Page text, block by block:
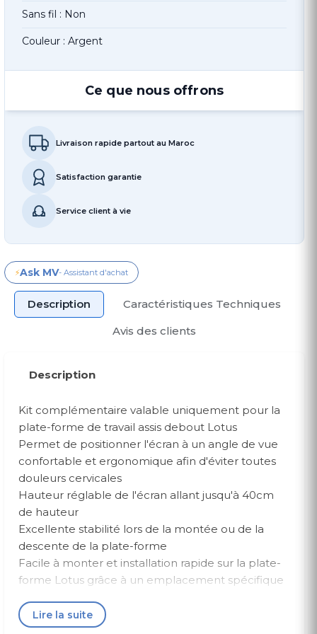
Sans fil : Non
Couleur : Argent
Ce que nous offrons
Livraison rapide partout au Maroc
Satisfaction garantie
Service client à vie
⚡Ask MV- Assistant d'achat
Description
Caractéristiques Techniques
Avis des clients
Description
Kit complémentaire valable uniquement pour la
plate-forme de travail assis debout Lotus
Permet de positionner l'écran à un angle de vue
confortable et ergonomique afin d'éviter toutes
douleurs cervicales
Hauteur réglable de l'écran allant jusqu'à 40cm
de hauteur
Excellente stabilité lors de la montée ou de la
descente de la plate-forme
Facile à monter et installation rapide sur la plate-
forme Lotus grâce à un emplacement spécifique
Répond aux normes de fixation VESA
Lire la suite